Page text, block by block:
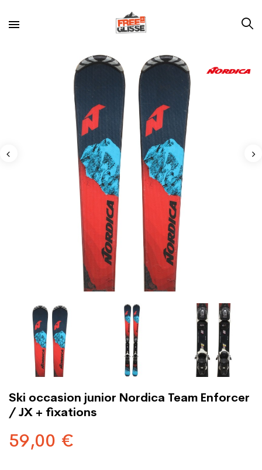
Ski occasion junior Nordica Team Enforcer
/ JX + fixations
59,00 €